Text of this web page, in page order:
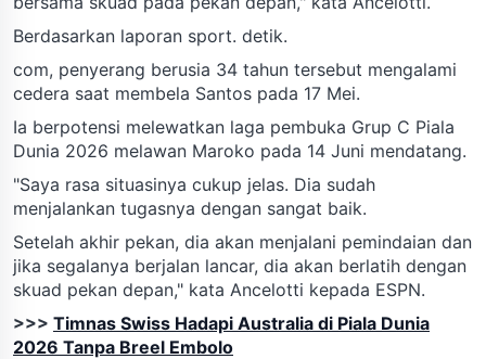
Berdasarkan laporan sport. detik.
com, penyerang berusia 34 tahun tersebut mengalami
cedera saat membela Santos pada 17 Mei.
Ia berpotensi melewatkan laga pembuka Grup C Piala
Dunia 2026 melawan Maroko pada 14 Juni mendatang.
"Saya rasa situasinya cukup jelas. Dia sudah
menjalankan tugasnya dengan sangat baik.
Setelah akhir pekan, dia akan menjalani pemindaian dan
jika segalanya berjalan lancar, dia akan berlatih dengan
skuad pekan depan," kata Ancelotti kepada ESPN.
>>> Timnas Swiss Hadapi Australia di Piala Dunia
2026 Tanpa Breel Embolo